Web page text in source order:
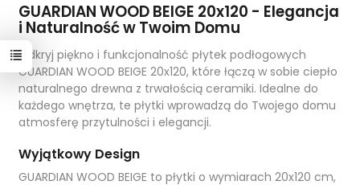
GUARDIAN WOOD BEIGE 20x120 - Elegancja
i Naturalność w Twoim Domu
Odkryj piękno i funkcjonalność płytek podłogowych
GUARDIAN WOOD BEIGE 20x120, które łączą w sobie ciepło
naturalnego drewna z trwałością ceramiki. Idealne do
każdego wnętrza, te płytki wprowadzą do Twojego domu
atmosferę przytulności i elegancji.
Wyjątkowy Design
GUARDIAN WOOD BEIGE to płytki o wymiarach 20x120 cm,